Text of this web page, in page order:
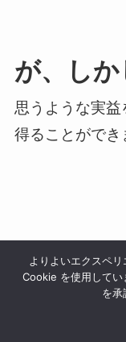
が、しか
思うような実益
得ることができ
なぜ資格ビ
よりよいエクスペ
Cookie を使用してい
を承